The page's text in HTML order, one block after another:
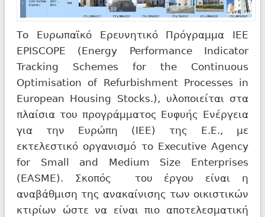
Το Ευρωπαϊκό Ερευνητικό Πρόγραμμα ΙΕΕ
EPISCOPE (Energy Performance Indicator
Tracking Schemes for the Continuous
Optimisation of Refurbishment Processes in
European Housing Stocks.), υλοποιείται στα
πλαίσια του προγράμματος Ευφυής Ενέργεια
για την Ευρώπη (IEE) της Ε.Ε., με
εκτελεστικό οργανισμό το Executive Agency
for Small and Medium Size Enterprises
(EASME). Σκοπός του έργου είναι η
αναβάθμιση της ανακαίνισης των οικιστικών
κτιρίων ώστε να είναι πιο αποτελεσματική